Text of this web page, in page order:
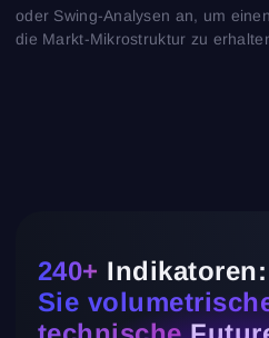
oder Swing-Analysen an, um
die Markt-Mikrostruktur zu
240+
Sie